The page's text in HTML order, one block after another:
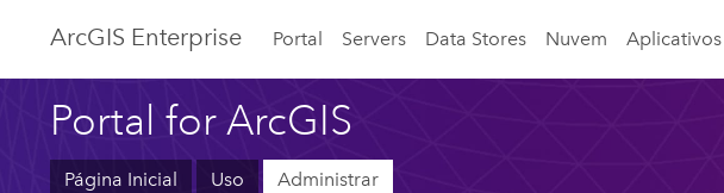
ArcGIS Enterprise Portal Servers Data Stores Nuvem Aplicativos
Portal for ArcGIS
Página Inicial Uso Administrar